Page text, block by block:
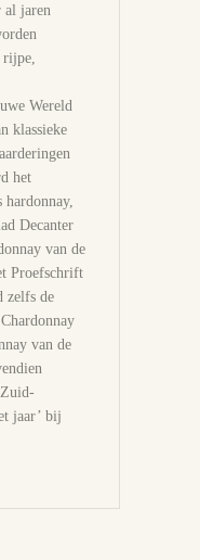
al jaren
Wereld
klassieke
het
Decanter
van de
Proefschrift
zelfs de
van de
jaar’ bij